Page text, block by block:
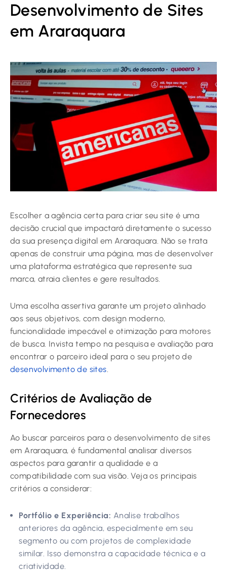
Desenvolvimento de Sites
em Araraquara
Escolher a agência certa para criar seu site é uma
decisão crucial que impactará diretamente o sucesso
da sua presença digital em Araraquara. Não se trata
apenas de construir uma página, mas de desenvolver
uma plataforma estratégica que represente sua
marca, atraia clientes e gere resultados.
Uma escolha assertiva garante um projeto alinhado
aos seus objetivos, com design moderno,
funcionalidade impecável e otimização para motores
de busca. Invista tempo na pesquisa e avaliação para
encontrar o parceiro ideal para o seu projeto de
desenvolvimento de sites.
Critérios de Avaliação de
Fornecedores
Ao buscar parceiros para o desenvolvimento de sites
em Araraquara, é fundamental analisar diversos
aspectos para garantir a qualidade e a
compatibilidade com sua visão. Veja os principais
critérios a considerar:
Portfólio e Experiência: Analise trabalhos
anteriores da agência, especialmente em seu
segmento ou com projetos de complexidade
similar. Isso demonstra a capacidade técnica e a
criatividade.